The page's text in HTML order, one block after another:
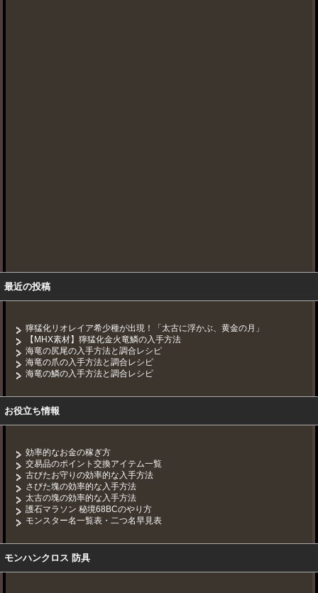
最近の投稿
獰猛化リオレイア希少種が出現！「太古に浮かぶ、黄金の月」
【MHX素材】獰猛化金火竜鱗の入手方法
海竜の尻尾の入手方法と調合レシピ
海竜の爪の入手方法と調合レシピ
海竜の鱗の入手方法と調合レシピ
お役立ち情報
効率的なお金の稼ぎ方
交易品のポイント交換アイテム一覧
古びたお守りの効率的な入手方法
さびた塊の効率的な入手方法
太古の塊の効率的な入手方法
護石マラソン 秘境68BCのやり方
モンスター名一覧表・二つ名早見表
モンハンクロス 防具